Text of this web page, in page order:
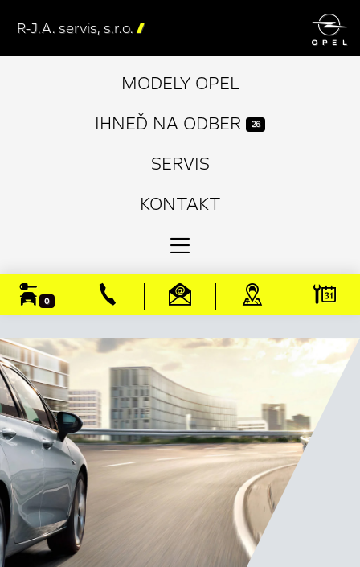

R-J.A. servis, s.r.o. 
MODELY OPEL
IHNEĎ NA ODBER
26
SERVIS
KONTAKT
0